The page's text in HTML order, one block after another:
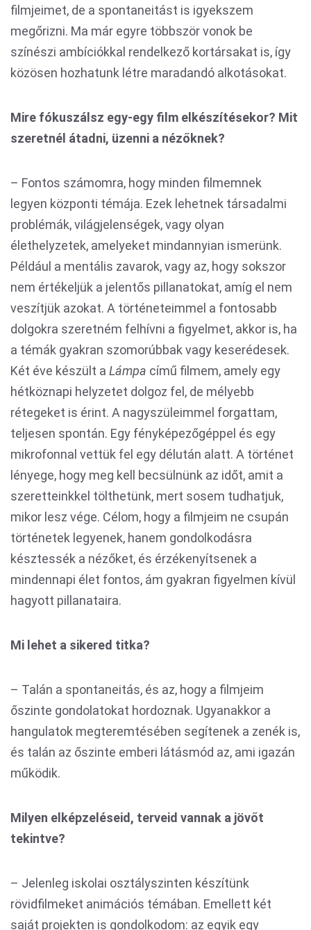
filmjeimet, de a spontaneitást is igyekszem
megőrizni. Ma már egyre többször vonok be
színészi ambíciókkal rendelkező kortársakat is, így
közösen hozhatunk létre maradandó alkotásokat.
Mire fókuszálsz egy-egy film elkészítésekor? Mit
szeretnél átadni, üzenni a nézőknek?
– Fontos számomra, hogy minden filmemnek
legyen központi témája. Ezek lehetnek társadalmi
problémák, világjelenségek, vagy olyan
élethelyzetek, amelyeket mindannyian ismerünk.
Például a mentális zavarok, vagy az, hogy sokszor
nem értékeljük a jelentős pillanatokat, amíg el nem
veszítjük azokat. A történeteimmel a fontosabb
dolgokra szeretném felhívni a figyelmet, akkor is, ha
a témák gyakran szomorúbbak vagy keserédesek.
Két éve készült a Lámpa című filmem, amely egy
hétköznapi helyzetet dolgoz fel, de mélyebb
rétegeket is érint. A nagyszüleimmel forgattam,
teljesen spontán. Egy fényképezőgéppel és egy
mikrofonnal vettük fel egy délután alatt. A történet
lényege, hogy meg kell becsülnünk az időt, amit a
szeretteinkkel tölthetünk, mert sosem tudhatjuk,
mikor lesz vége. Célom, hogy a filmjeim ne csupán
történetek legyenek, hanem gondolkodásra
késztessék a nézőket, és érzékenyítsenek a
mindennapi élet fontos, ám gyakran figyelmen kívül
hagyott pillanataira.
Mi lehet a sikered titka?
– Talán a spontaneitás, és az, hogy a filmjeim
őszinte gondolatokat hordoznak. Ugyanakkor a
hangulatok megteremtésében segítenek a zenék is,
és talán az őszinte emberi látásmód az, ami igazán
működik.
Milyen elképzeléseid, terveid vannak a jövőt
tekintve?
– Jelenleg iskolai osztályszinten készítünk
rövidfilmeket animációs témában. Emellett két
saját projekten is gondolkodom: az egyik egy